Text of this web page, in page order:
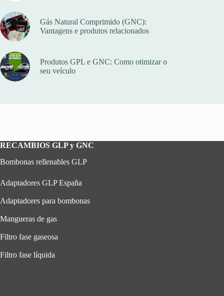
Gás Natural Comprimido (GNC):
Vantagens e produtos relacionados
Produtos GPL e GNC: Como otimizar o
seu veículo
RECAMBIOS GLP y GNC
Bombonas rellenables GLP
Adaptadores GLP España
Adaptadores para bombonas
Mangueras de gas
Filtro fase gaseosa
Filtro fase líquida